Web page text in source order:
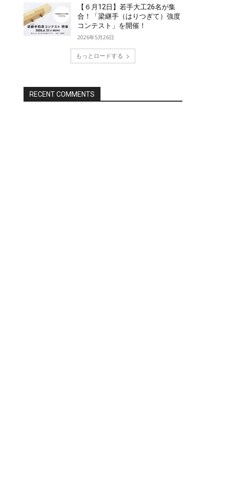
【６月12日】若手大工26名が集
合！「梁継手（はりつぎて）強度
コンテスト」を開催！
2026年5月26日
もっとロードする
RECENT COMMENTS